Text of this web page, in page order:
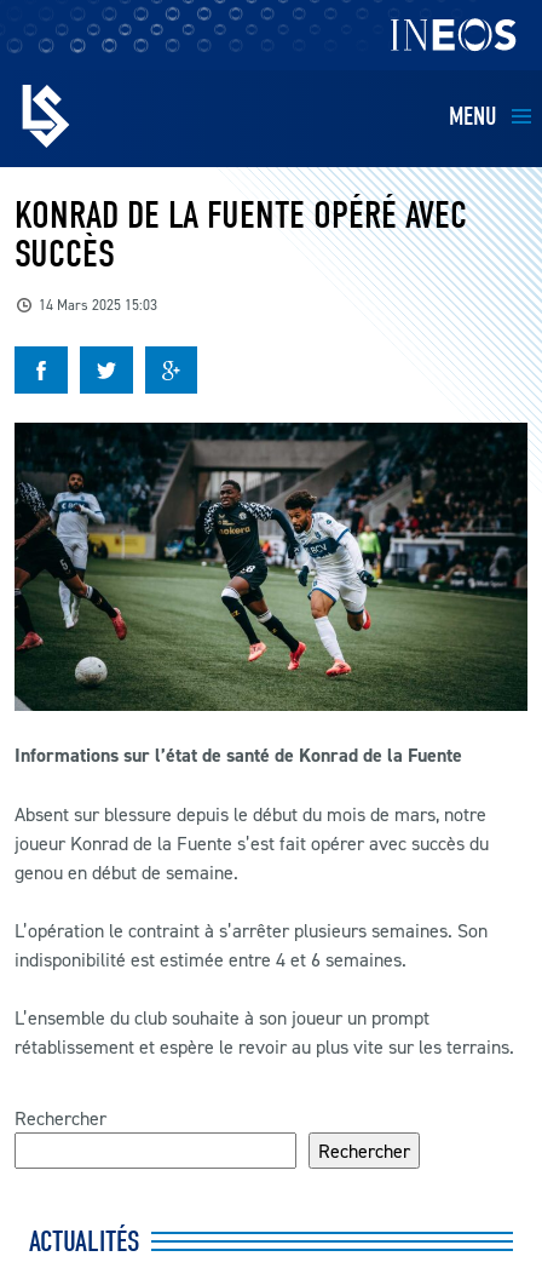
MENU
EQUIPES
BILLETTERIE
KIDS
BUSINESS
RESTAURATION
CLUB
CONTACT
L’APP DU LS
LS ACADEMY CAMPS
MATCH DES CELEBRITES
KONRAD DE LA FUENTE OPÉRÉ AVEC
SUCCÈS
14 Mars 2025 15:03
Informations sur l’état de santé de Konrad de la Fuente
Absent sur blessure depuis le début du mois de mars, notre
joueur Konrad de la Fuente s’est fait opérer avec succès du
genou en début de semaine.
L’opération le contraint à s’arrêter plusieurs semaines. Son
indisponibilité est estimée entre 4 et 6 semaines.
L’ensemble du club souhaite à son joueur un prompt
rétablissement et espère le revoir au plus vite sur les terrains.
Rechercher
Rechercher
ACTUALITÉS